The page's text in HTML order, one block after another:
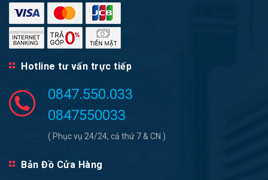
Hotline tư vấn trực tiếp
0847.550.033
0847550033
( Phục vụ 24/24, cả thứ 7 & CN )
Bản Đồ Cửa Hàng